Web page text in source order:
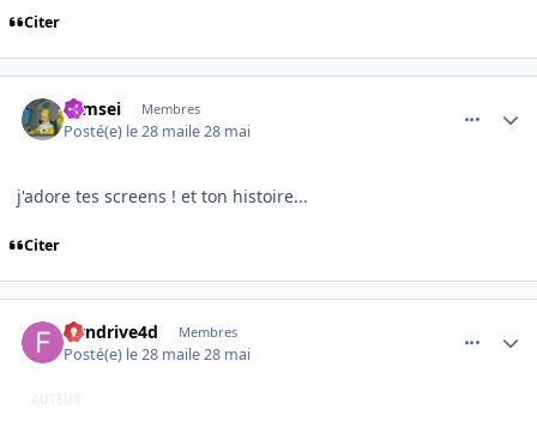
Citer
symsei Membres
Posté(e) le 28 maile 28 mai
j'adore tes screens ! et ton histoire...
Citer
flyndrive4d Membres
Posté(e) le 28 maile 28 mai
AUTEUR